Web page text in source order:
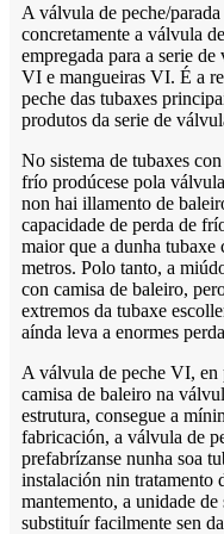
A válvula de peche/
concretamente a válvula
empregada para a serie
VI e mangueiras VI. É a
peche das tubaxes
produtos da serie de
No sistema de tubaxes
frío prodúcese pola
non hai illamento de
capacidade de perda de
maior que a dunha tubaxe
metros. Polo tanto, a
con camisa de baleiro,
extremos da tubaxe
aínda leva a enormes
A válvula de peche VI, en
camisa de baleiro na
estrutura, consegue a
fabricación, a válvula de
prefabrízanse nunha soa
instalación nin tratamento
mantemento, a unidade
substituír facilmente sen